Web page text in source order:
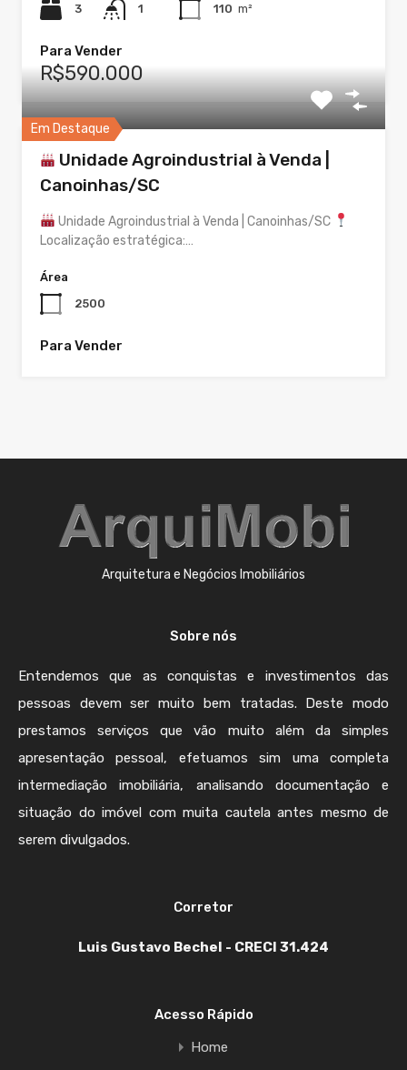
3
1
110 m²
Para Vender
R$590.000
Em Destaque
Unidade Agroindustrial à Venda |
Canoinhas/SC
Unidade Agroindustrial à Venda | Canoinhas/SC
Localização estratégica:…
Área
2500
Para Vender
Arquitetura e Negócios Imobiliários
Sobre nós
Entendemos que as conquistas e investimentos das
pessoas devem ser muito bem tratadas. Deste modo
prestamos serviços que vão muito além da simples
apresentação pessoal, efetuamos sim uma completa
intermediação imobiliária, analisando documentação e
situação do imóvel com muita cautela antes mesmo de
serem divulgados.
Corretor
Luis Gustavo Bechel - CRECI 31.424
Acesso Rápido
Home